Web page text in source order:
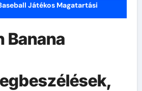
Játékos Magatartási
Banana